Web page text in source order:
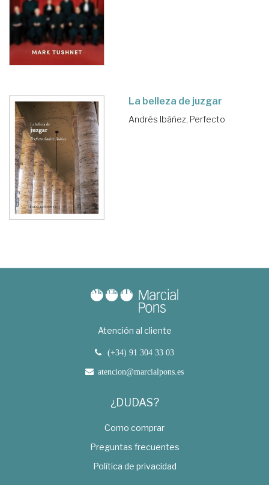
La belleza de juzgar
Andrés Ibáñez, Perfecto
Atención al cliente
(+34) 91 304 33 03
atencion@marcialpons.es
¿DUDAS?
Como comprar
Preguntas frecuentes
Política de privacidad